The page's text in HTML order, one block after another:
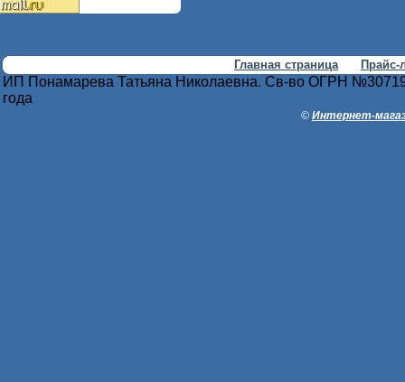
Главная страница Прайс-
ИП Понамарева Татьяна Николаевна. Св-во ОГРН
года
© Интернет-